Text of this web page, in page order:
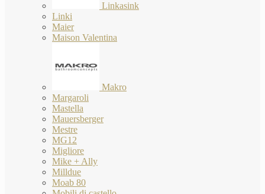
Linkasink
Linki
Maier
Maison Valentina
Makro
Margaroli
Mastella
Mauersberger
Mestre
MG12
Migliore
Mike + Ally
Milldue
Moab 80